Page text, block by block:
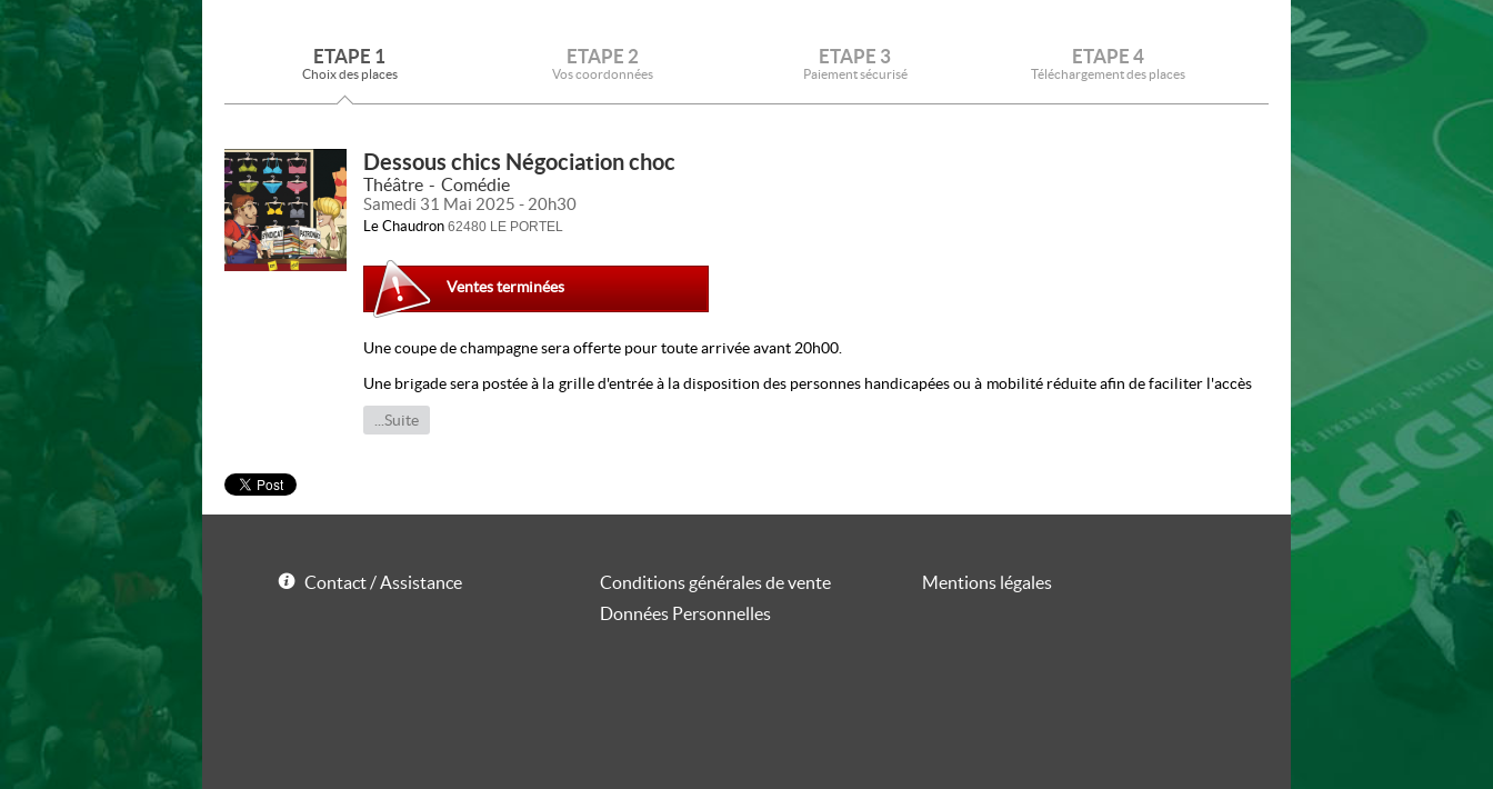
ETAPE 1
Choix des places
ETAPE 2
Vos coordonnées
ETAPE 3
Paiement sécurisé
ETAPE 4
Téléchargement des places
Dessous chics Négociation choc
Théâtre Comédie
Samedi 31 Mai 2025 - 20h30
Le Chaudron 62480 LE PORTEL
Ventes terminées
Une coupe de champagne sera offerte pour toute arrivée avant 20h00.
Une brigade sera postée à la grille d'entrée à la disposition des personnes handicapées ou à mobilité réduite afin de faciliter l'accès
Les prix sont fixés en fonction de la visibilité dans la salle.
...Suite
Contact / Assistance
Conditions générales de vente
Données Personnelles
Mentions légales